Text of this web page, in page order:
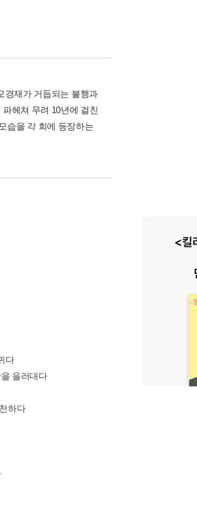
경재가 거듭되는 불행과
헤쳐 무려 10년에 걸친
습을 각 회에 등장하는
다
을러대다
하다